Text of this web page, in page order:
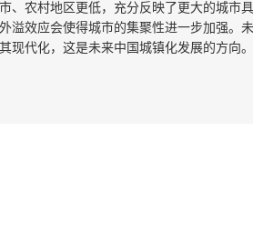
、农村地区更低，充分反映了更大的城市
溢效应会使得城市的集聚性进一步加强。
现代化，这是未来中国城镇化发展的方向。